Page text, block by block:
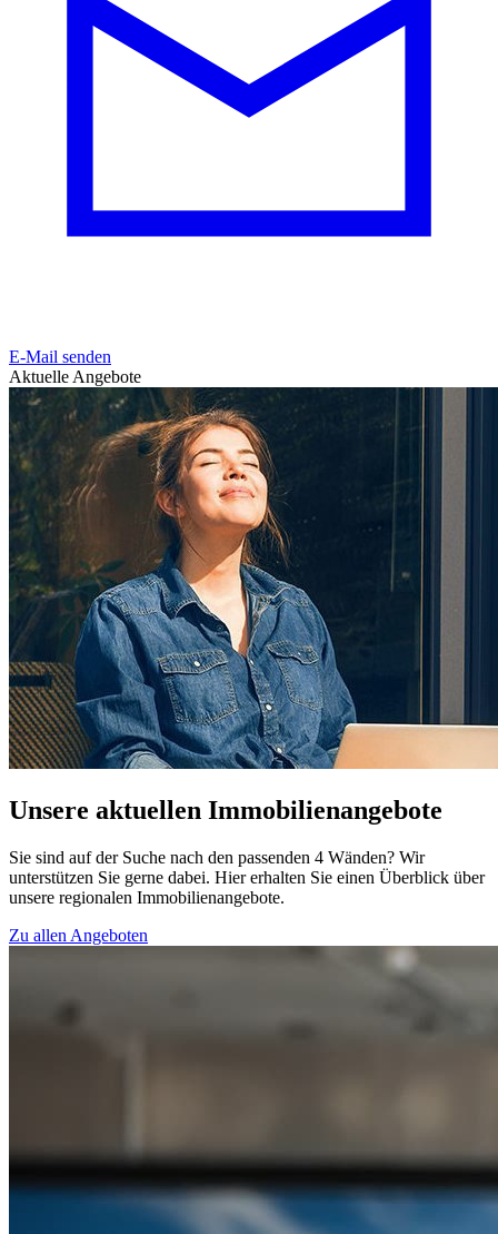
E-Mail senden
Aktuelle Angebote
Unsere aktuellen Immobilienangebote
Sie sind auf der Suche nach den passenden 4 Wänden? Wir
unterstützen Sie gerne dabei. Hier erhalten Sie einen Überblick über
unsere regionalen Immobilienangebote.
Zu allen Angeboten